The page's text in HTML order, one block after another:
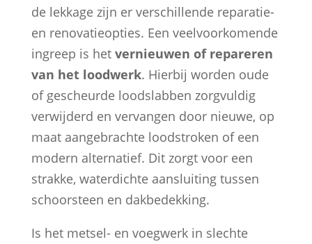
de lekkage zijn er verschillende reparatie-
en renovatieopties. Een veelvoorkomende
ingreep is het vernieuwen of repareren
van het loodwerk. Hierbij worden oude
of gescheurde loodslabben zorgvuldig
verwijderd en vervangen door nieuwe, op
maat aangebrachte loodstroken of een
modern alternatief. Dit zorgt voor een
strakke, waterdichte aansluiting tussen
schoorsteen en dakbedekking.
Is het metsel- en voegwerk in slechte